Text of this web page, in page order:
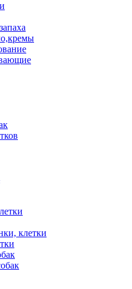
клетки